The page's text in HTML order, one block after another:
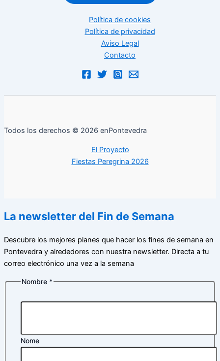
Política de cookies
Política de privacidad
Aviso Legal
Contacto
Todos los derechos © 2026 enPontevedra
El Proyecto
Fiestas Peregrina 2026
La newsletter del Fin de Semana
Descubre los mejores planes que hacer los fines de semana en
Pontevedra y alrededores con nuestra newsletter. Directa a tu
correo electrónico una vez a la semana
Nombre *
Nome